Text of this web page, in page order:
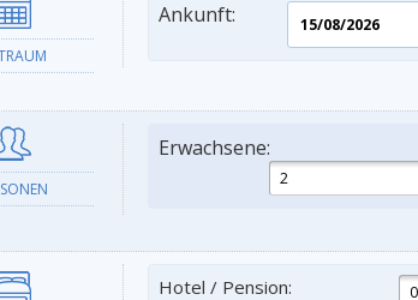
Ankunft:
Erwachsene:
Hotel / Pension: